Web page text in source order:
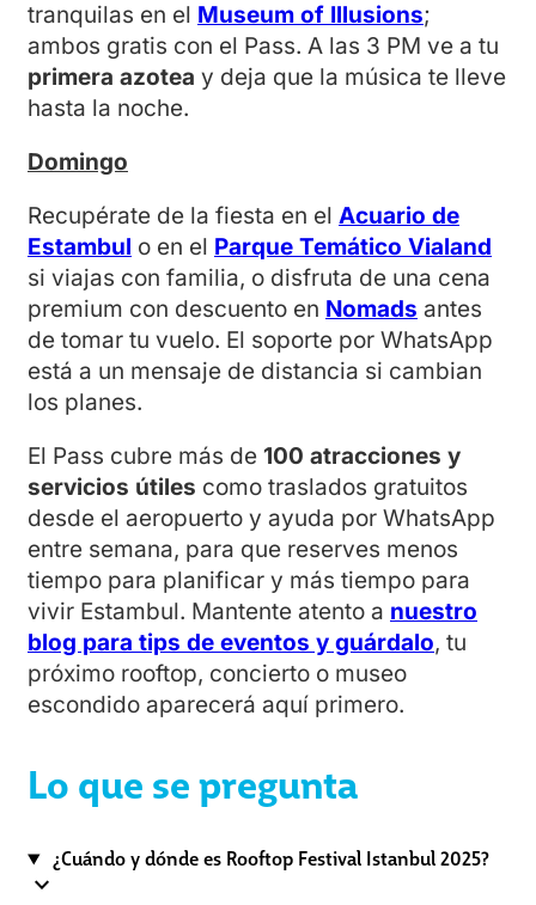
tranquilas en el Museum of Illusions;
ambos gratis con el Pass. A las 3 PM ve a tu
primera azotea y deja que la música te lleve
hasta la noche.
Domingo
Recupérate de la fiesta en el Acuario de
Estambul o en el Parque Temático Vialand
si viajas con familia, o disfruta de una cena
premium con descuento en Nomads antes
de tomar tu vuelo. El soporte por WhatsApp
está a un mensaje de distancia si cambian
los planes.
El Pass cubre más de 100 atracciones y
servicios útiles como traslados gratuitos
desde el aeropuerto y ayuda por WhatsApp
entre semana, para que reserves menos
tiempo para planificar y más tiempo para
vivir Estambul. Mantente atento a nuestro
blog para tips de eventos y guárdalo, tu
próximo rooftop, concierto o museo
escondido aparecerá aquí primero.
Lo que se pregunta
¿Cuándo y dónde es Rooftop Festival Istanbul 2025?
expand_more